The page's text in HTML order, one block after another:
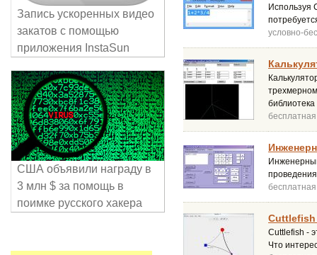
Используя
условно-
бесплатная
бесплатная
Cuttlefish
Cuttlefish -
Что
Запись ускоренных видео
закатов с помощью
приложения InstaSun
США объявили награду в
3 млн $ за помощь в
поимке русского хакера